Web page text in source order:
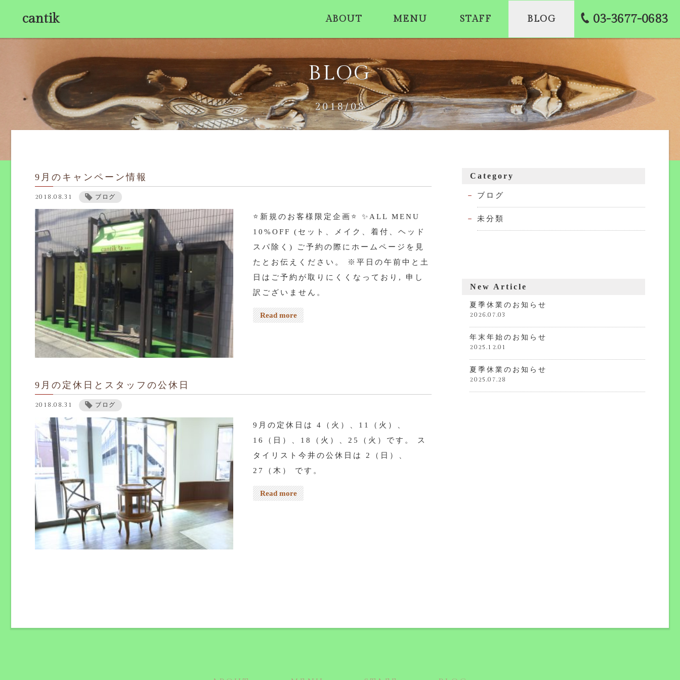
cantik ABOUT MENU STAFF BLOG 03-3677-0683
BLOG
2018/08
9月のキャンペーン情報
2018.08.31 ブログ
⭐️新規のお客様限定企画⭐️ ✨ALL MENU
10%OFF (セット、メイク、着付、ヘッド
スパ除く) ご予約の際にホームページを見
たとお伝えください。 ※平日の午前中と土
日はご予約が取りにくくなっており, 申し
訳ございません。
Read more
9月の定休日とスタッフの公休日
2018.08.31 ブログ
9月の定休日は 4（火）、11（火）、
16（日）、18（火）、25（火）です。 ス
タイリスト今井の公休日は 2（日）、
27（木） です。
Read more
Category
ブログ
未分類
New Article
夏季休業のお知らせ
2026.07.03
年末年始のお知らせ
2025.12.01
夏季休業のお知らせ
2025.07.28